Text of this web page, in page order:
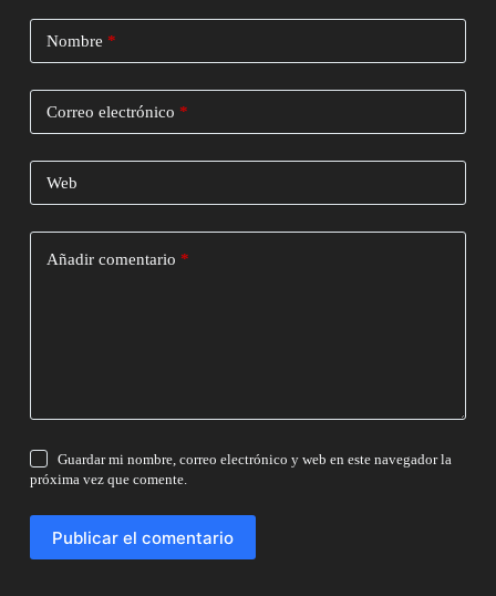
Nombre *
Correo electrónico *
Web
Añadir comentario *
Guardar mi nombre, correo electrónico y web en este navegador la
próxima vez que comente.
Publicar el comentario